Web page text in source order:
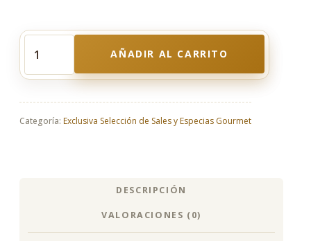
natural
200gr
cantidad
AÑADIR AL CARRITO
Categoría: Exclusiva Selección de Sales y Especias Gourmet
DESCRIPCIÓN
VALORACIONES (0)